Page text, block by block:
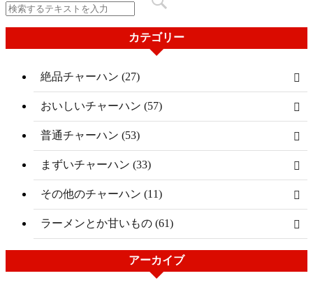
カテゴリー
絶品チャーハン (27)
おいしいチャーハン (57)
普通チャーハン (53)
まずいチャーハン (33)
その他のチャーハン (11)
ラーメンとか甘いもの (61)
アーカイブ